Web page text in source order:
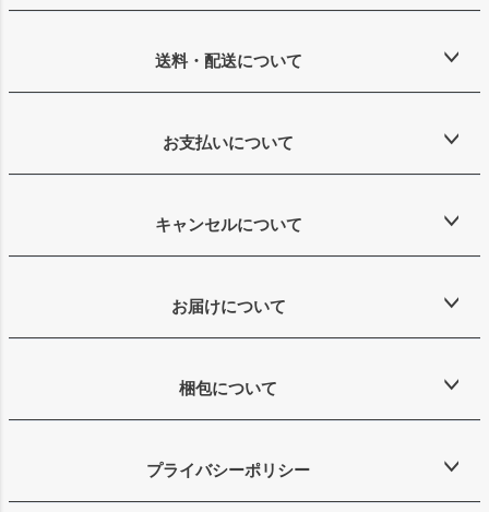
送料・配送について
お支払いについて
キャンセルについて
お届けについて
梱包について
プライバシーポリシー